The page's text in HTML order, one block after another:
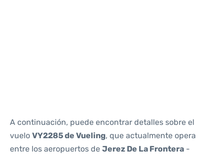
A continuación, puede encontrar detalles sobre el
vuelo VY2285 de Vueling, que actualmente opera
entre los aeropuertos de Jerez De La Frontera -